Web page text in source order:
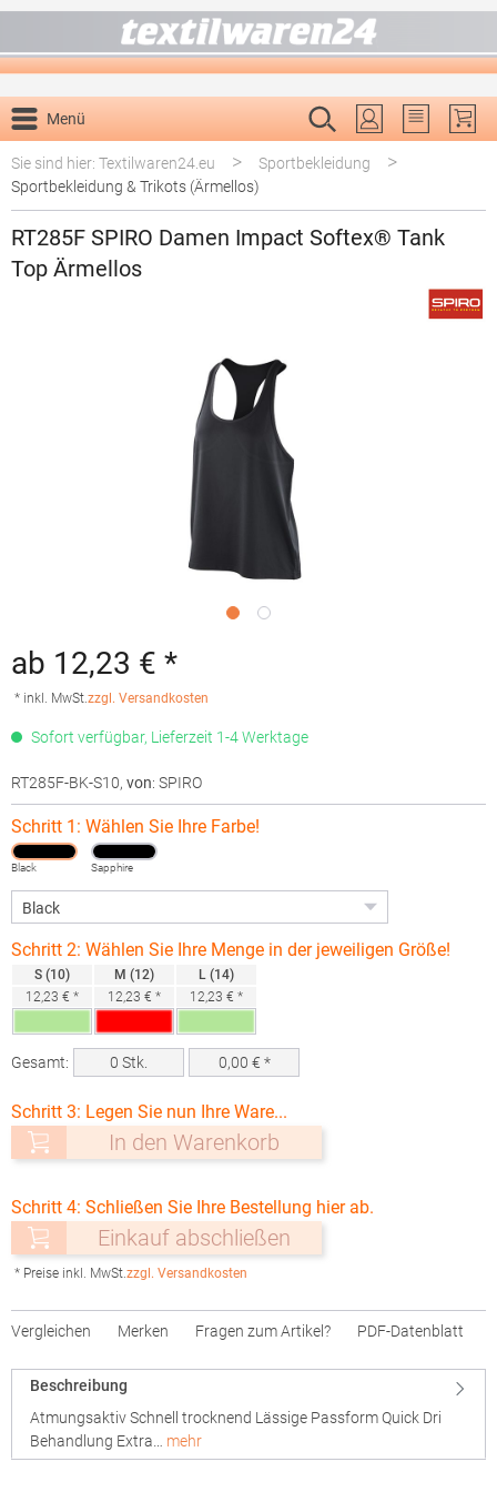
Menü
Du hast 0
Sie sind hier: Textilwaren24.eu
> Sportbekleidung >
Sportbekleidung & Trikots (Ärmellos)
RT285F SPIRO Damen Impact Softex® Tank
Top Ärmellos
ab 12,23 € *
* inkl. MwSt.zzgl. Versandkosten
Sofort verfügbar, Lieferzeit 1-4 Werktage
RT285F-BK-S10, von: SPIRO
Schritt 1: Wählen Sie Ihre Farbe!
Black Sapphire
Schritt 2: Wählen Sie Ihre Menge in der jeweiligen Größe!
S (10)
12,23 € *
M (12)
12,23 € *
L (14)
12,23 € *
Gesamt: 0 Stk. 0,00 € *
Schritt 3: Legen Sie nun Ihre Ware...
In den Warenkorb
Schritt 4: Schließen Sie Ihre Bestellung hier ab.
Einkauf abschließen
* Preise inkl. MwSt.zzgl. Versandkosten
Vergleichen Merken Fragen zum Artikel? PDF-Datenblatt
Beschreibung
Atmungsaktiv Schnell trocknend Lässige Passform Quick Dri
Behandlung Extra… mehr